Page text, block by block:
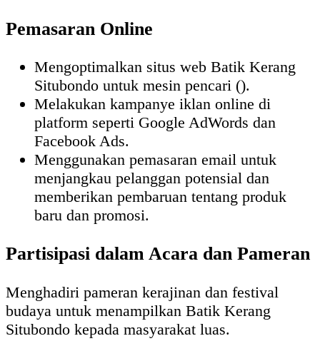
Pemasaran Online
Mengoptimalkan situs web Batik Kerang
Situbondo untuk mesin pencari ().
Melakukan kampanye iklan online di
platform seperti Google AdWords dan
Facebook Ads.
Menggunakan pemasaran email untuk
menjangkau pelanggan potensial dan
memberikan pembaruan tentang produk
baru dan promosi.
Partisipasi dalam Acara dan Pameran
Menghadiri pameran kerajinan dan festival
budaya untuk menampilkan Batik Kerang
Situbondo kepada masyarakat luas.